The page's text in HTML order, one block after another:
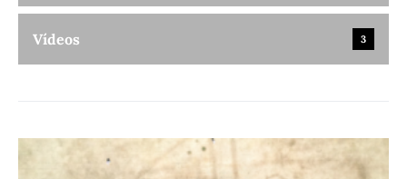
Vídeos 3